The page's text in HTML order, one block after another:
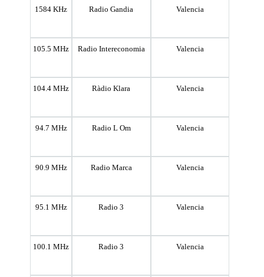
1584 KHz Radio Gandia Valencia
105.5 MHz Radio Intereconomia Valencia
104.4 MHz Ràdio Klara Valencia
94.7 MHz Radio L Om Valencia
90.9 MHz Radio Marca Valencia
95.1 MHz Radio 3 Valencia
100.1 MHz Radio 3 Valencia